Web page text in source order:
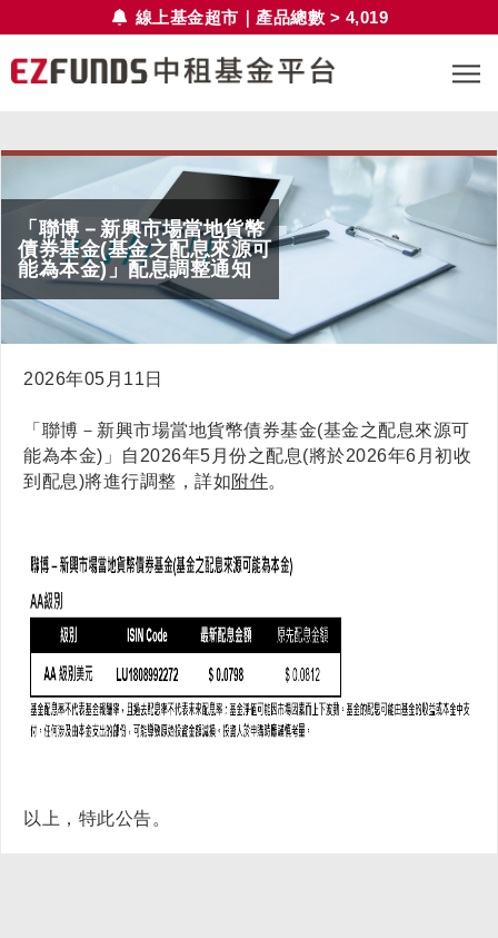
線上基金超市｜產品總數 > 4,019
「聯博－新興市場當地貨幣
債券基金(基金之配息來源可
能為本金)」配息調整通知
2026年05月11日
「聯博－新興市場當地貨幣債券基金(基金之配息來源可
能為本金)」自2026年5月份之配息(將於2026年6月初收
到配息)將進行調整，詳如附件。
以上，特此公告。